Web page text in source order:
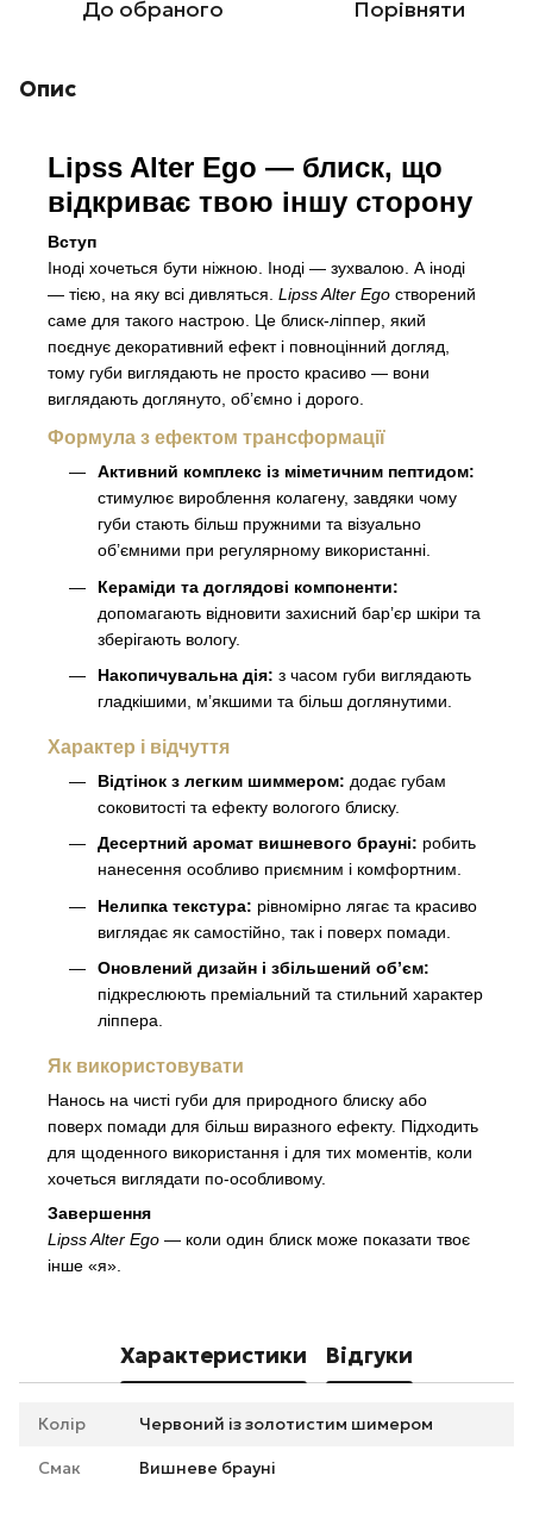
До обраного Порівняти
Опис
Lipss Alter Ego — блиск, що
відкриває твою іншу сторону
Вступ
Іноді хочеться бути ніжною. Іноді — зухвалою. А іноді
— тією, на яку всі дивляться. Lipss Alter Ego створений
саме для такого настрою. Це блиск-ліппер, який
поєднує декоративний ефект і повноцінний догляд,
тому губи виглядають не просто красиво — вони
виглядають доглянуто, об’ємно і дорого.
Формула з ефектом трансформації
Активний комплекс із міметичним пептидом:
стимулює вироблення колагену, завдяки чому
губи стають більш пружними та візуально
об’ємними при регулярному використанні.
Кераміди та доглядові компоненти:
допомагають відновити захисний бар’єр шкіри та
зберігають вологу.
Накопичувальна дія: з часом губи виглядають
гладкішими, м’якшими та більш доглянутими.
Характер і відчуття
Відтінок з легким шиммером: додає губам
соковитості та ефекту вологого блиску.
Десертний аромат вишневого брауні: робить
нанесення особливо приємним і комфортним.
Нелипка текстура: рівномірно лягає та красиво
виглядає як самостійно, так і поверх помади.
Оновлений дизайн і збільшений об’єм:
підкреслюють преміальний та стильний характер
ліппера.
Як використовувати
Нанось на чисті губи для природного блиску або
поверх помади для більш виразного ефекту. Підходить
для щоденного використання і для тих моментів, коли
хочеться виглядати по-особливому.
Завершення
Lipss Alter Ego — коли один блиск може показати твоє
інше «я».
Характеристики Відгуки
Колір Червоний із золотистим шимером
Смак Вишневе брауні